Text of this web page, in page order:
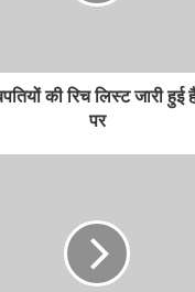
की रिच लिस्‍ट जारी हुई
पर